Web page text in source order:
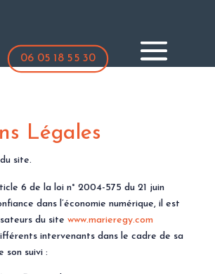
06 05 18 55 30
Légales
site.
6 de la loi n° 2004-575 du 21 juin
dans l’économie numérique, il est
du site www.marieregy.com
intervenants dans le cadre de sa
son suivi :